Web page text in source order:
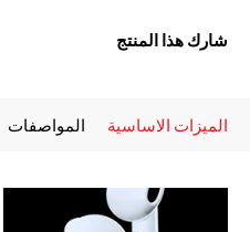
شارك هذا المنتج
الميزات الاساسية المواصفات